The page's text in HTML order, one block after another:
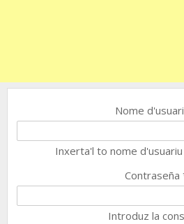
Nome
Inxerta'l to nome
Contraseña
Introduz la